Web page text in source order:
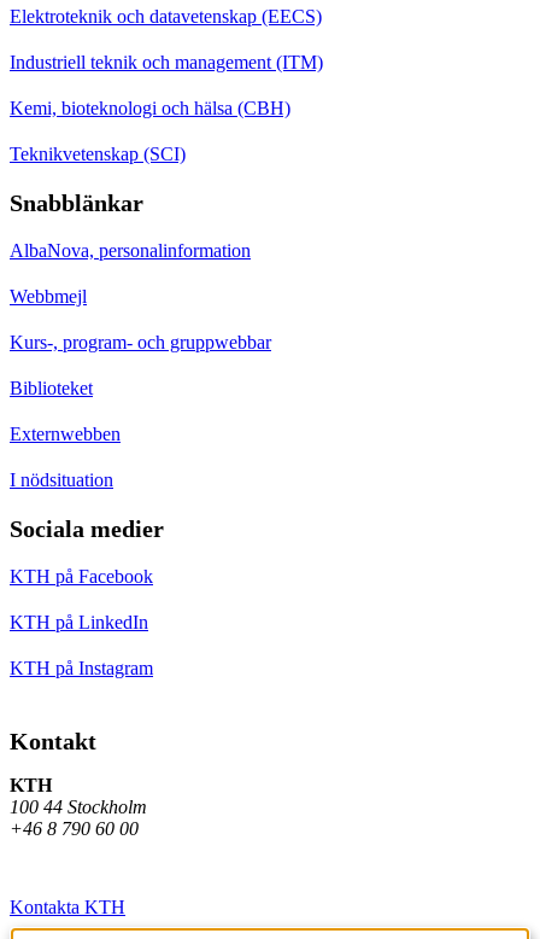
Elektroteknik och datavetenskap (EECS)
Industriell teknik och management (ITM)
Kemi, bioteknologi och hälsa (CBH)
Teknikvetenskap (SCI)
Snabblänkar
AlbaNova, personalinformation
Webbmejl
Kurs-, program- och gruppwebbar
Biblioteket
Externwebben
I nödsituation
Sociala medier
KTH på Facebook
KTH på LinkedIn
KTH på Instagram
Kontakt
KTH
100 44 Stockholm
+46 8 790 60 00
Kontakta KTH